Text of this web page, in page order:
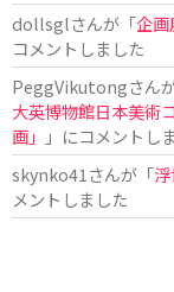
dollsglさんが「企
コメントしました
PeggVikutongさん
大英博物館日本美術
画」
」にコメントし
skynko41 さんが「
メントしました